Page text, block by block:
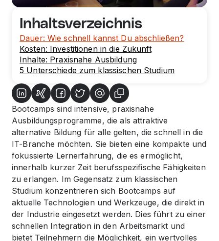
Inhaltsverzeichnis
Dauer: Wie schnell kannst Du abschließen?
Kosten: Investitionen in die Zukunft
Inhalte: Praxisnahe Ausbildung
5 Unterschiede zum klassischen Studium
Bootcamps sind intensive, praxisnahe
Ausbildungsprogramme, die als attraktive
alternative Bildung für alle gelten, die schnell in die
IT-Branche möchten. Sie bieten eine kompakte und
fokussierte Lernerfahrung, die es ermöglicht,
innerhalb kurzer Zeit berufsspezifische Fähigkeiten
zu erlangen. Im Gegensatz zum klassischen
Studium konzentrieren sich Bootcamps auf
aktuelle Technologien und Werkzeuge, die direkt in
der Industrie eingesetzt werden. Dies führt zu einer
schnellen Integration in den Arbeitsmarkt und
bietet Teilnehmern die Möglichkeit, ein wertvolles